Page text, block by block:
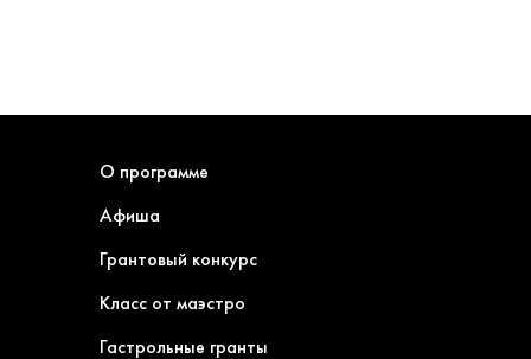
О программе
Афиша
Грантовый конкурс
Класс от маэстро
Гастрольные гранты